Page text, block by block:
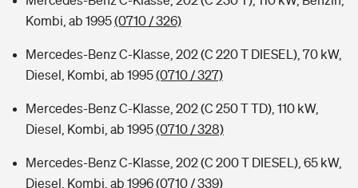
Kombi, ab 1995(0710 / 326)
Mercedes-Benz C-Klasse, 202 (C 220 T DIESEL), 70 kW,
Diesel, Kombi, ab 1995(0710 / 327)
Mercedes-Benz C-Klasse, 202 (C 250 T TD), 110 kW,
Diesel, Kombi, ab 1995(0710 / 328)
Mercedes-Benz C-Klasse, 202 (C 200 T DIESEL), 65 kW,
Diesel, Kombi, ab 1996(0710 / 339)